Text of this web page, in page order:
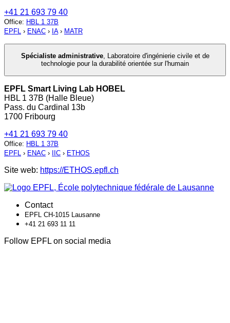
+41 21 693 79 40
Office: HBL 1 37B
EPFL › ENAC › IA› MATR
Spécialiste administrative, Laboratoire d'ingénierie civile et de
technologie pour la durabilité orientée sur l'humain
EPFL Smart Living Lab HOBEL
HBL 1 37B (Halle Bleue)
Pass. du Cardinal 13b
1700 Fribourg
+41 21 693 79 40
Office: HBL 1 37B
EPFL › ENAC › IIC › ETHOS
Site web: https://ETHOS.epfl.ch
Contact
EPFL CH-1015 Lausanne
+41 21 693 11 11
Follow EPFL on social media